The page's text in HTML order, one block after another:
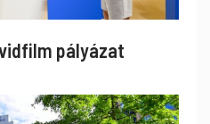
pályázat